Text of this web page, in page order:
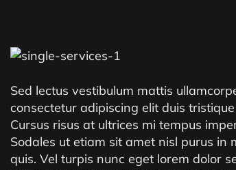
Sed lectus vestibulum mattis
consectetur adipiscing elit duis
Cursus risus at ultrices mi tempus
Sodales ut etiam sit amet nisl purus in
quis. Vel turpis nunc eget lorem dolor